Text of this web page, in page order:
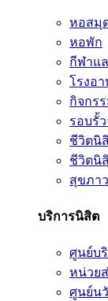
หอสมุ
หอพัก
กีฬาแ
โรงอ
กิจกร
รอบรั้
ชีวิตนิ
ชีวิตนิ
สุขภา
บริการนิสิต
ศูนย์บ
หน่วย
ศูนย์นวั